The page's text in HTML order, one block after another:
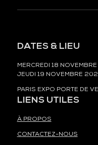
DATES & LIEU
MERCREDI 18
JEUDI 19 NOVEMBRE
PARIS EXPO PORTE DE
LIENS UTILES
À PROPOS
CONTACTEZ-NOUS